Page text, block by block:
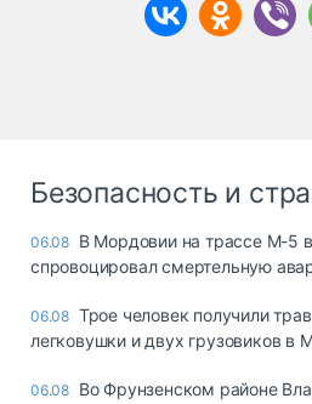
Безопасность и
06.08 В Мордовии на трассе М-5
спровоцировал смертельную
06.08 Трое человек получили
легковушки и двух грузовиков в
06.08 Во Фрунзенском районе